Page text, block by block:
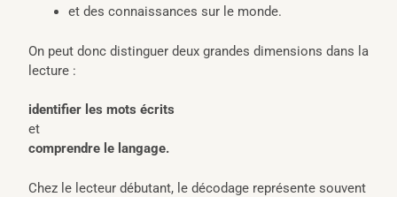
et des connaissances sur le monde.
On peut donc distinguer deux grandes dimensions dans la
lecture :
identifier les mots écrits
et
comprendre le langage.
Chez le lecteur débutant, le décodage représente souvent